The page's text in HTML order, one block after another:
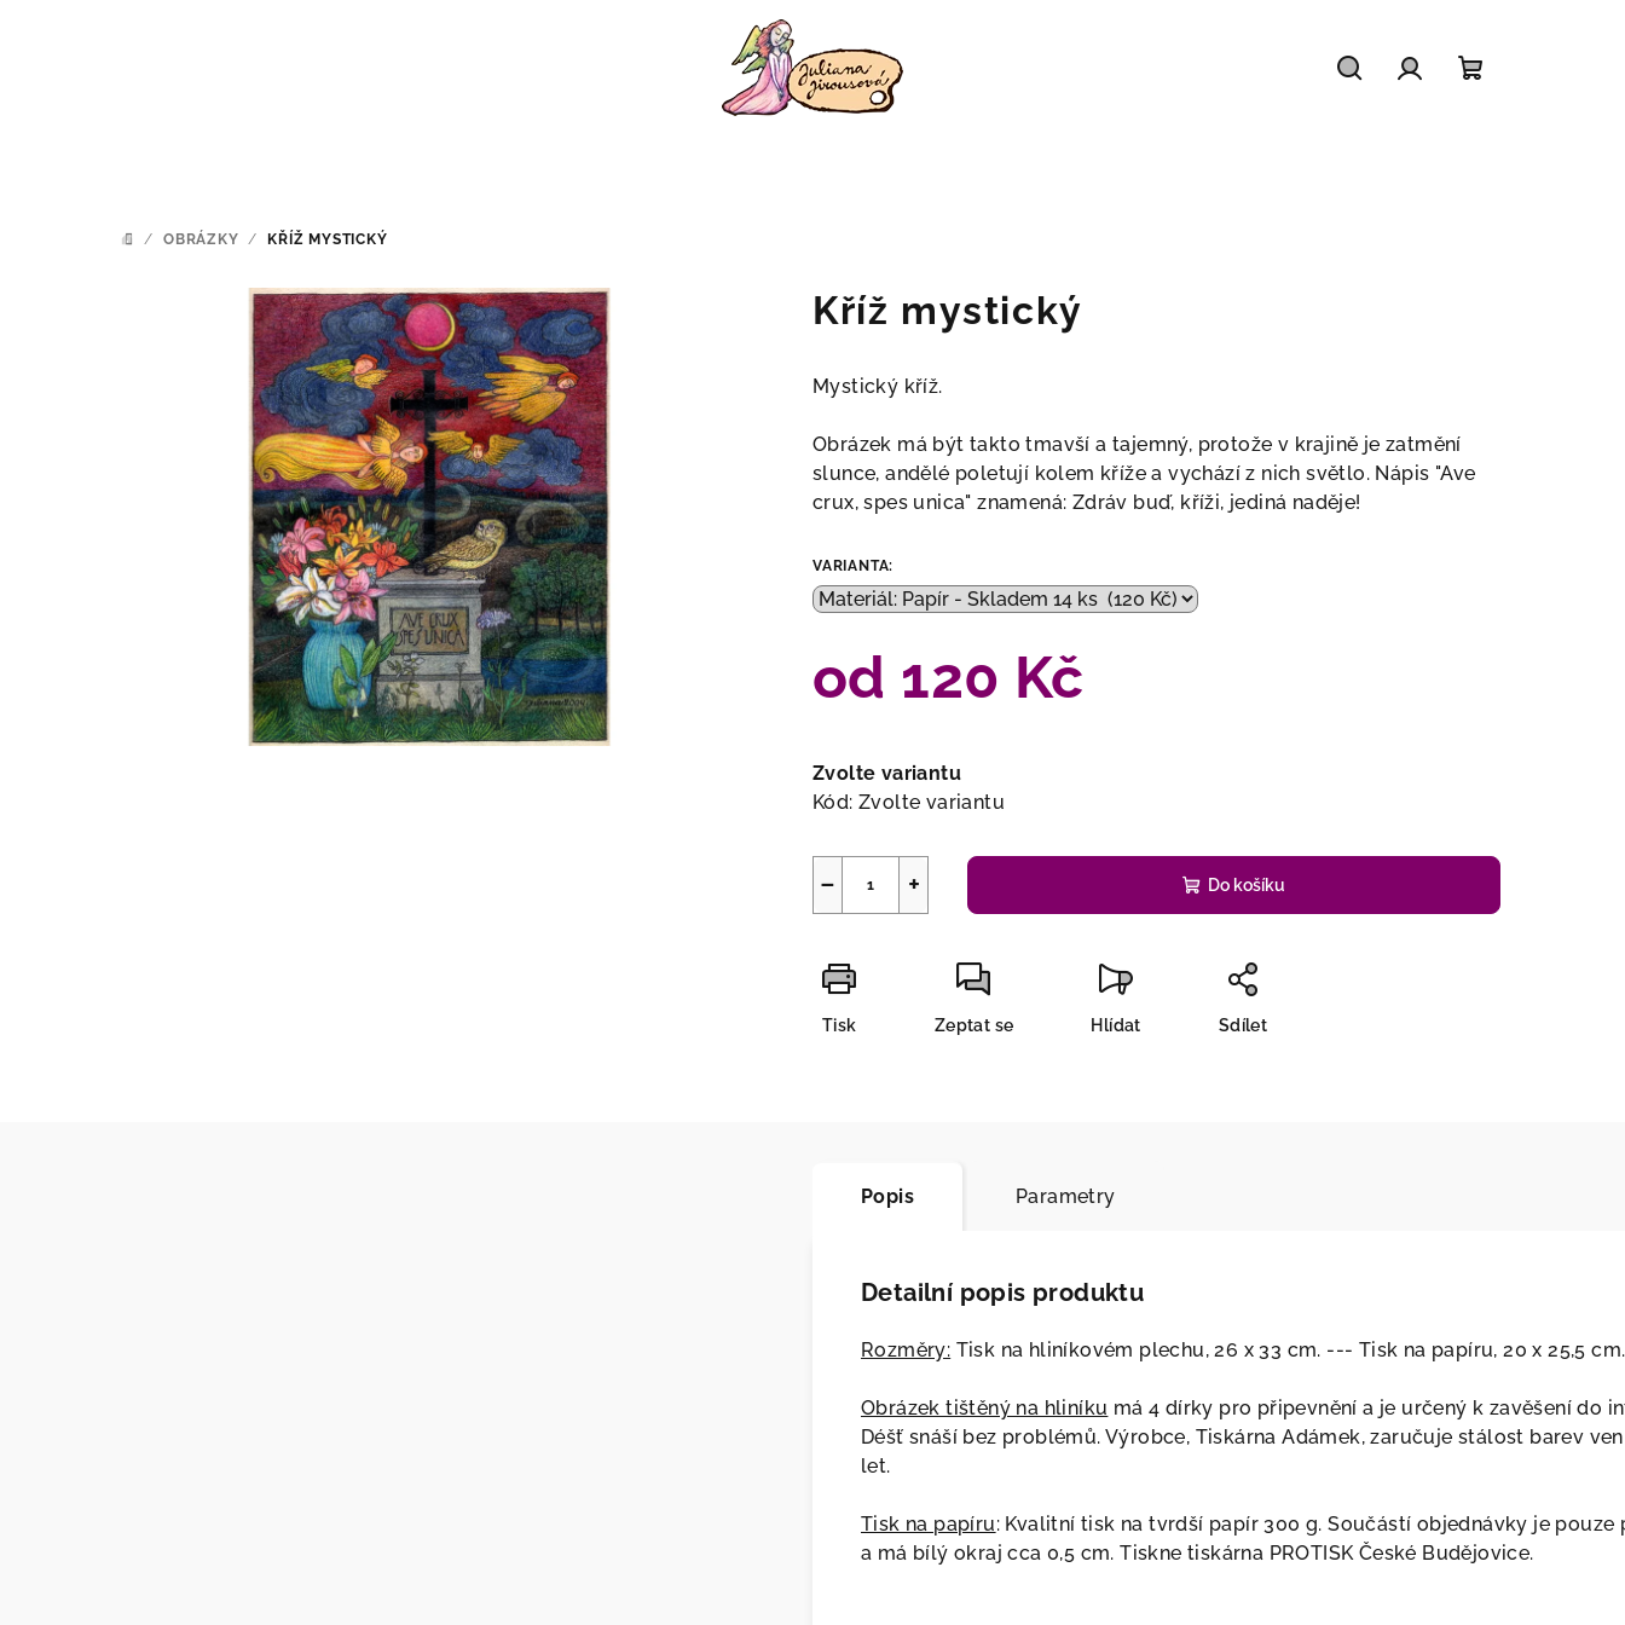
DOMŮ
/ OBRÁZKY / KŘÍŽ MYSTICKÝ
Kříž mystický
Mystický kříž.
Obrázek má být takto tmavší a tajemný, protože v krajině je zatmění
slunce, andělé poletují kolem kříže a vychází z nich světlo. Nápis "Ave
crux, spes unica" znamená: Zdráv buď, kříži, jediná naděje!
VARIANTA:
od 120 Kč
cena:
Zvolte variantu
Kód: Zvolte variantu
+
− Do košíku
Tisk Zeptat se Hlídat Sdílet
Popis Parametry
Detailní popis produktu
Rozměry: Tisk na hliníkovém plechu, 26 x 33 cm. --- Tisk na papíru, 20 x 25,5 cm.
Obrázek tištěný na hliníku má 4 dírky pro připevnění a je určený k zavěšení do
Déšť snáší bez problémů. Výrobce, Tiskárna Adámek, zaručuje stálost barev
let.
Tisk na papíru: Kvalitní tisk na tvrdší papír 300 g. Součástí objednávky je
a má bílý okraj cca 0,5 cm. Tiskne tiskárna PROTISK České Budějovice.